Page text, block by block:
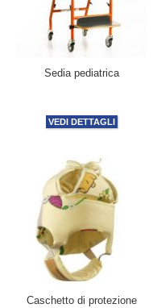
Sedia pediatrica
VEDI DETTAGLI
Caschetto di protezione